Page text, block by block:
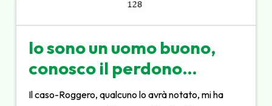
Io sono un uomo buono,
conosco il perdono…
Il caso-Roggero, qualcuno lo avrà notato, mi ha